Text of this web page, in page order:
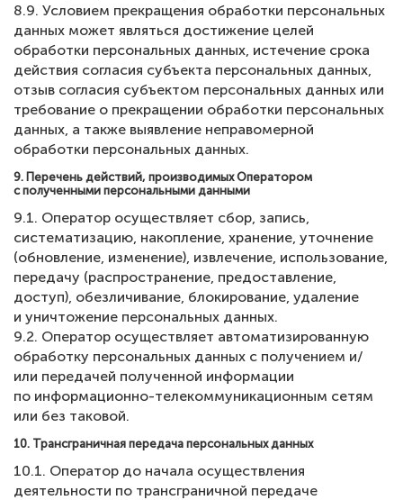
8.9. Условием прекращения обработки персональных
данных может являться достижение целей
обработки персональных данных, истечение срока
действия согласия субъекта персональных данных,
отзыв согласия субъектом персональных данных или
требование о прекращении обработки персональных
данных, а также выявление неправомерной
обработки персональных данных.
9. Перечень действий, производимых Оператором
с полученными персональными данными
9.1. Оператор осуществляет сбор, запись,
систематизацию, накопление, хранение, уточнение
(обновление, изменение), извлечение, использование,
передачу (распространение, предоставление,
доступ), обезличивание, блокирование, удаление
и уничтожение персональных данных.
9.2. Оператор осуществляет автоматизированную
обработку персональных данных с получением и/
или передачей полученной информации
по информационно-телекоммуникационным сетям
или без таковой.
10. Трансграничная передача персональных данных
10.1. Оператор до начала осуществления
деятельности по трансграничной передаче